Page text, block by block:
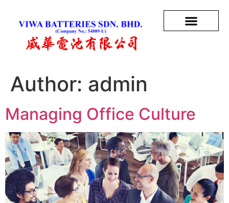
Author: admin
Managing Office Culture